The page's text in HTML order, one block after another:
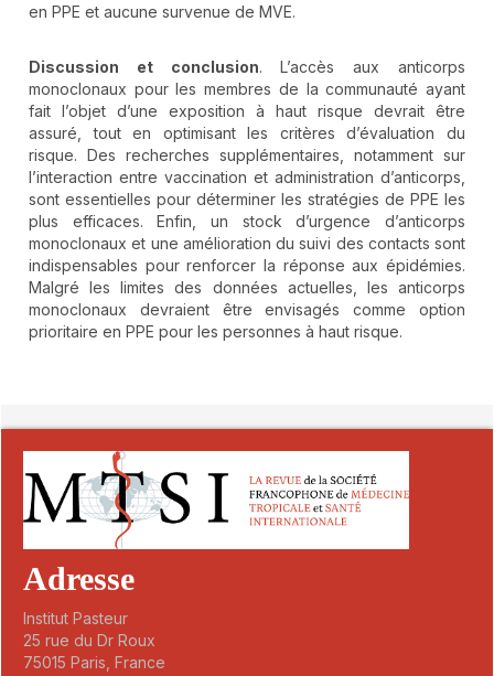
en PPE et aucune survenue de MVE.
Discussion et conclusion. L’accès aux anticorps
monoclonaux pour les membres de la communauté ayant
fait l’objet d’une exposition à haut risque devrait être
assuré, tout en optimisant les critères d’évaluation du
risque. Des recherches supplémentaires, notamment sur
l’interaction entre vaccination et administration d’anticorps,
sont essentielles pour déterminer les stratégies de PPE les
plus efficaces. Enfin, un stock d’urgence d’anticorps
monoclonaux et une amélioration du suivi des contacts sont
indispensables pour renforcer la réponse aux épidémies.
Malgré les limites des données actuelles, les anticorps
monoclonaux devraient être envisagés comme option
prioritaire en PPE pour les personnes à haut risque.
Adresse
Institut Pasteur
25 rue du Dr Roux
75015 Paris, France